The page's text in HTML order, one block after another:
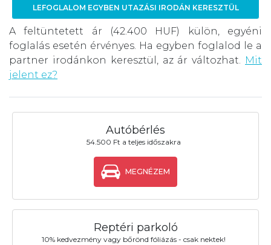
LEFOGLALOM EGYBEN UTAZÁSI IRODÁN KERESZTÜL
A feltüntetett ár (42.400 HUF) külön, egyéni
foglalás esetén érvényes. Ha egyben foglalod le a
partner irodánkon keresztül, az ár változhat. Mit
jelent ez?
Autóbérlés
54.500 Ft a teljes időszakra
MEGNÉZEM
Reptéri parkoló
10% kedvezmény vagy bőrönd fóliázás - csak nektek!